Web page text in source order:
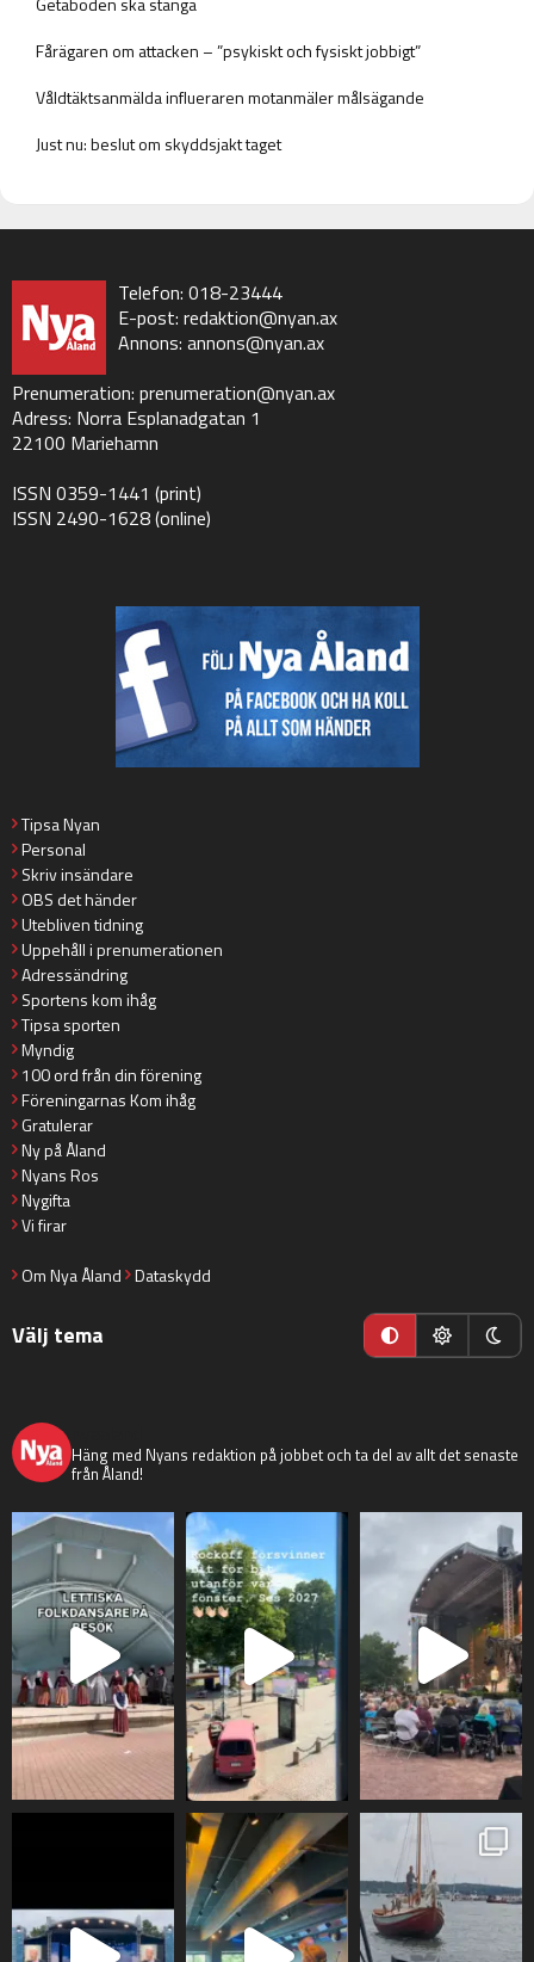
Fårägaren om attacken – ”psykiskt och fysiskt jobbigt”
Våldtäktsanmälda influeraren motanmäler målsägande
Just nu: beslut om skyddsjakt taget
Telefon: 018-23444
E-post: redaktion@nyan.ax
Annons: annons@nyan.ax
Prenumeration: prenumeration@nyan.ax
Adress: Norra Esplanadgatan 1
22100 Mariehamn
ISSN 0359-1441 (print)
ISSN 2490-1628 (online)
Tipsa Nyan
Personal
Skriv insändare
OBS det händer
Utebliven tidning
Uppehåll i prenumerationen
Adressändring
Sportens kom ihåg
Tipsa sporten
Myndig
100 ord från din förening
Föreningarnas Kom ihåg
Gratulerar
Ny på Åland
Nyans Ros
Nygifta
Vi firar
Om Nya Åland Dataskydd
Välj tema
Häng med Nyans redaktion på jobbet och ta del av allt det senaste
från Åland!